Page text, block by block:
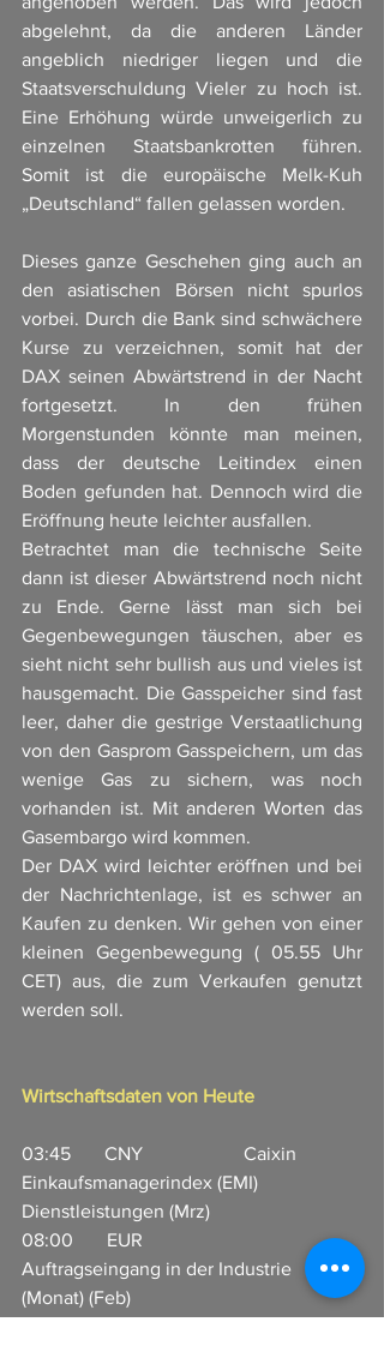
abgelehnt, da die anderen Länder
angeblich niedriger liegen und die
Staatsverschuldung Vieler zu hoch ist.
Eine Erhöhung würde unweigerlich zu
einzelnen Staatsbankrotten führen.
Somit ist die europäische Melk-Kuh
„Deutschland“ fallen gelassen worden.
Dieses ganze Geschehen ging auch an
den asiatischen Börsen nicht spurlos
vorbei. Durch die Bank sind schwächere
Kurse zu verzeichnen, somit hat der
DAX seinen Abwärtstrend in der Nacht
fortgesetzt. In den frühen
Morgenstunden könnte man meinen,
dass der deutsche Leitindex einen
Boden gefunden hat. Dennoch wird die
Eröffnung heute leichter ausfallen.
Betrachtet man die technische Seite
dann ist dieser Abwärtstrend noch nicht
zu Ende. Gerne lässt man sich bei
Gegenbewegungen täuschen, aber es
sieht nicht sehr bullish aus und vieles ist
hausgemacht. Die Gasspeicher sind fast
leer, daher die gestrige Verstaatlichung
von den Gasprom Gasspeichern, um das
wenige Gas zu sichern, was noch
vorhanden ist. Mit anderen Worten das
Gasembargo wird kommen.
Der DAX wird leichter eröffnen und bei
der Nachrichtenlage, ist es schwer an
Kaufen zu denken. Wir gehen von einer
kleinen Gegenbewegung ( 05.55 Uhr
CET) aus, die zum Verkaufen genutzt
werden soll.
Wirtschaftsdaten von Heute
03:45       CNY                     Caixin
Einkaufsmanagerindex (EMI)
Dienstleistungen (Mrz)
08:00       EUR
Auftragseingang in der Industrie
(Monat) (Feb)